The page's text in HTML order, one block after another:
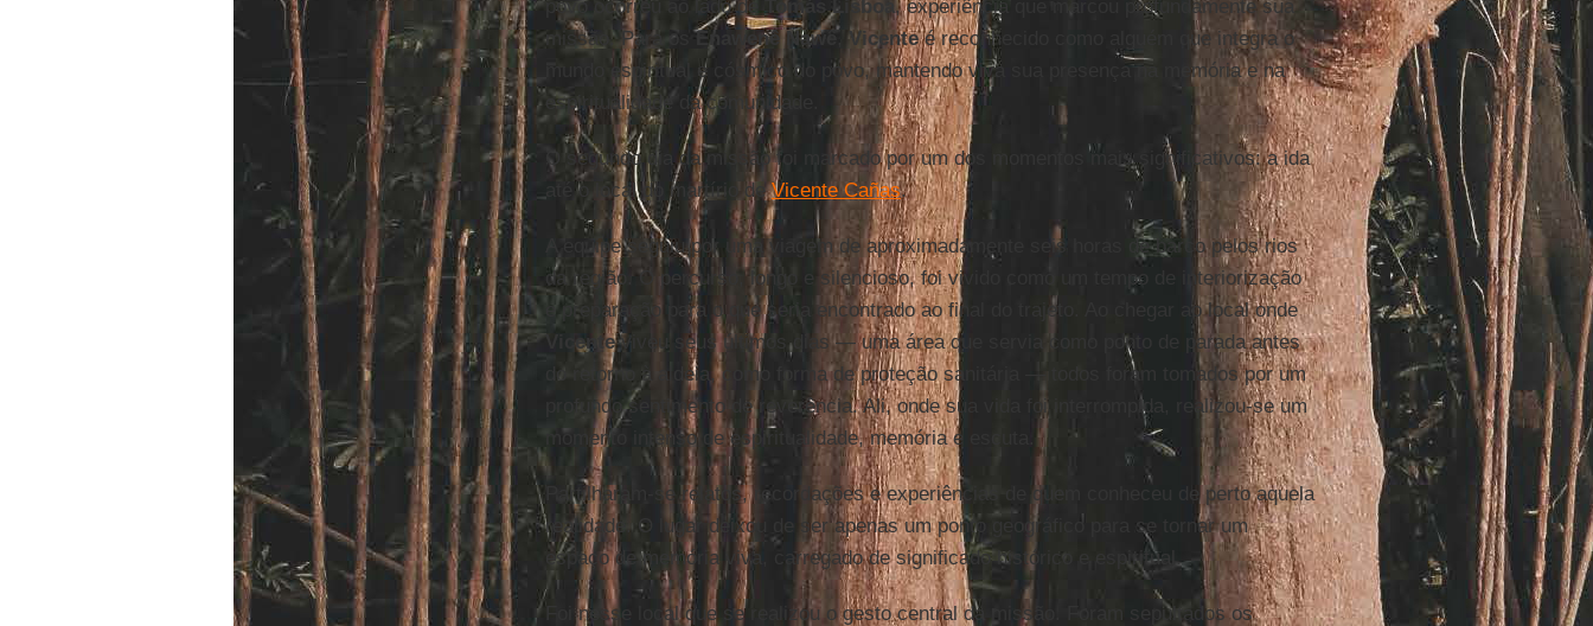
povo ocorreu ao lado de
Tomás Lisboa , experiência que marcou profundamente sua
missão. Para osEnawenê Nawê Vicenteé reconhecido como alguém que integra o
mundo espiritual e cósmico do povo, mantendo viva sua presença na memória e na
espiritualidade da comunidade.
O segundo dia da missão foi marcado por um dos momentos mais significativos: a ida
até o local do martírio deVicente Cañas.
A equipe seguiu por uma viagem de aproximadamente seis horas de barco pelos rios
da região. O percurso, longo e silencioso, foi vivido como um tempo de interiorização
e preparação para o que seria encontrado ao final do trajeto. Ao chegar ao local onde
Vicenteviveu seus últimos dias — uma área que servia como ponto de parada antes
do retorno à aldeia, como forma de proteção sanitária — todos foram tomados por um
profundo sentimento de reverência. Ali, onde sua vida foi interrompida, realizou-se um
momento intenso de espiritualidade, memória e escuta.
Partilharam-se relatos, recordações e experiências de quem conheceu de perto aquela
realidade. O lugar deixou de ser apenas um ponto geográfico para se tornar um
espaço de memória viva, carregado de significado histórico e espiritual.
Foi nesse local que se realizou o gesto central da missão. Foram sepultados os